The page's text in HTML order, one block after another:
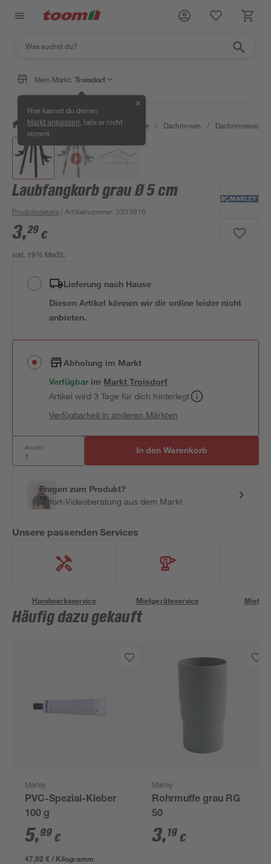
Mein Markt: Troisdorf
Hier kannst du deinen
Markt anpassen , falls er nicht
stimmt.
✕
/ Bauen & Renovieren / Baustoffe / Dachrinnen /
Laubfangkorb grau Ø 5 cm
Produktdetails | Artikelnummer:3303916
3,29 €
inkl. 19% MwSt.
Lieferung nach Hause
Diesen Artikel können wir dir online leider nicht
anbieten.
Abholung im Markt
Verfügbar im MarktTroisdorf
Artikel wird 3 Tage für dich hinterlegt
Verfügbarkeit in anderen Märkten
Anzahl: In den Warenkorb
Fragen zum Produkt?
Sofort-Videoberatung aus dem Markt
Unsere passenden Services
Handwerksservice Mietgeräteservice
Häufig dazu gekauft
Marley
PVC-Spezial-Kleber
100 g
5,99 €
47,92 € / Kilogramm
Marley
Rohrmuffe grau RG
50
3,19 €